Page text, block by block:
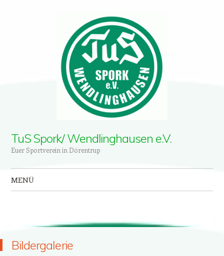
TuS Spork/ Wendlinghausen e.V.
Euer Sportverein in Dörentrup
MENÜ
Bildergalerie